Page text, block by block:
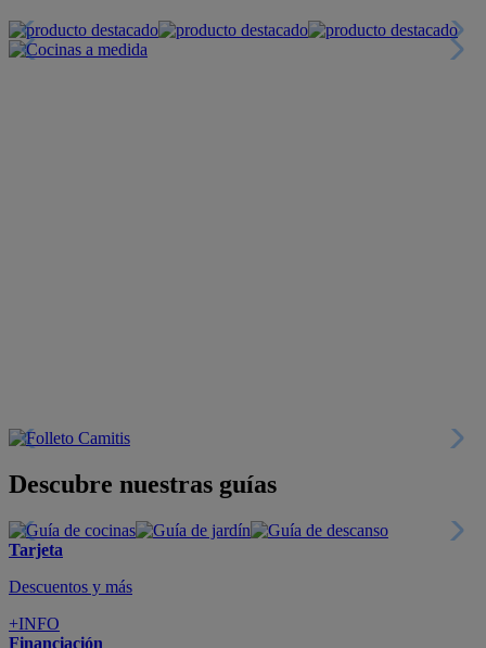
Descubre nuestras guías
Tarjeta
Descuentos y más
+INFO
Financiación